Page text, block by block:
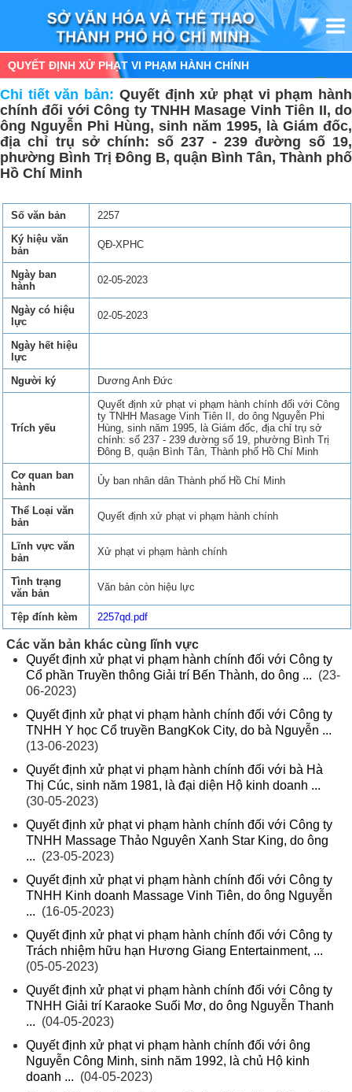
QUYẾT ĐỊNH XỬ PHẠT VI PHẠM HÀNH CHÍNH
Chi tiết văn bản: Quyết định xử phạt vi phạm hành
chính đối với Công ty TNHH Masage Vinh Tiên II, do
ông Nguyễn Phi Hùng, sinh năm 1995, là Giám đốc,
địa chỉ trụ sở chính: số 237 - 239 đường số 19,
phường Bình Trị Đông B, quận Bình Tân, Thành phố
Hồ Chí Minh
Số văn bản
2257
Ký hiệu văn
bản
QĐ-XPHC
Ngày ban
hành
02-05-2023
Ngày có hiệu
lực
02-05-2023
Ngày hết hiệu
lực
Người ký
Dương Anh Đức
Trích yếu
Quyết định xử phạt vi phạm hành chính đối với Công
ty TNHH Masage Vinh Tiên II, do ông Nguyễn Phi
Hùng, sinh năm 1995, là Giám đốc, địa chỉ trụ sở
chính: số 237 - 239 đường số 19, phường Bình Trị
Đông B, quận Bình Tân, Thành phố Hồ Chí Minh
Cơ quan ban
hành
Ủy ban nhân dân Thành phố Hồ Chí Minh
Thể Loại văn
bản
Quyết định xử phạt vi phạm hành chính
Lĩnh vực văn
bản
Xử phạt vi phạm hành chính
Tình trạng
văn bản
Văn bản còn hiệu lực
Tệp đính kèm 2257qd.pdf
Các văn bản khác cùng lĩnh vực
Quyết định xử phạt vi phạm hành chính đối với Công ty
Cổ phần Truyền thông Giải trí Bến Thành, do ông ... (23-
06-2023)
Quyết định xử phạt vi phạm hành chính đối với Công ty
TNHH Y học Cổ truyền BangKok City, do bà Nguyễn ...
(13-06-2023)
Quyết định xử phạt vi phạm hành chính đối với bà Hà
Thị Cúc, sinh năm 1981, là đại diện Hộ kinh doanh ...
(30-05-2023)
Quyết định xử phạt vi phạm hành chính đối với Công ty
TNHH Massage Thảo Nguyên Xanh Star King, do ông
... (23-05-2023)
Quyết định xử phạt vi phạm hành chính đối với Công ty
TNHH Kinh doanh Massage Vinh Tiên, do ông Nguyễn
... (16-05-2023)
Quyết định xử phạt vi phạm hành chính đối với Công ty
Trách nhiệm hữu hạn Hương Giang Entertainment, ...
(05-05-2023)
Quyết định xử phạt vi phạm hành chính đối với Công ty
TNHH Giải trí Karaoke Suối Mơ, do ông Nguyễn Thanh
... (04-05-2023)
Quyết định xử phạt vi phạm hành chính đối với ông
Nguyễn Công Minh, sinh năm 1992, là chủ Hộ kinh
doanh ... (04-05-2023)